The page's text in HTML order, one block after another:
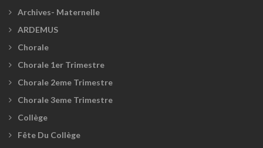
Archives- Maternelle
ARDEMUS
Chorale
Chorale 1er Trimestre
Chorale 2eme Trimestre
Chorale 3eme Trimestre
Collège
Fête Du Collège